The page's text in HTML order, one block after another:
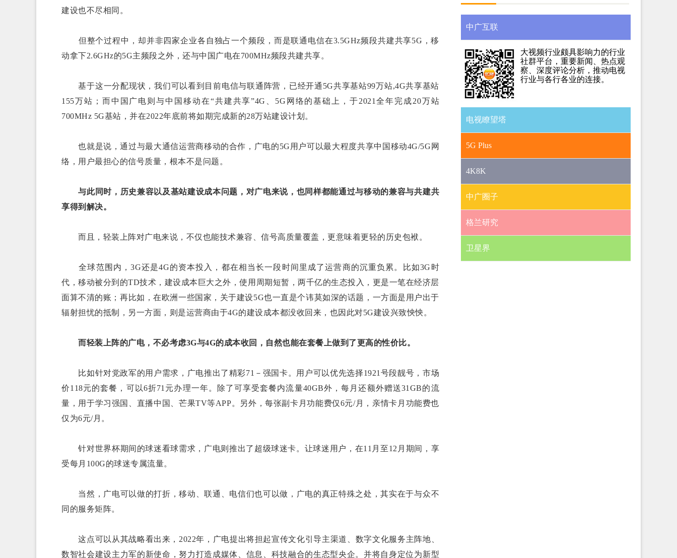
建设也不尽相同。
但整个过程中，却并非四家企业各自独占一个频段，而是联通电信在3.5GHz频段共建共享5G，移
动拿下2.6GHz的5G主频段之外，还与中国广电在700MHz频段共建共享。
基于这一分配现状，我们可以看到目前电信与联通阵营，已经开通5G共享基站99万站,4G共享基站
155万站；而中国广电则与中国移动在“共建共享”4G、5G网络的基础上，于2021全年完成20万站
700MHz 5G基站，并在2022年底前将如期完成新的28万站建设计划。
也就是说，通过与最大通信运营商移动的合作，广电的5G用户可以最大程度共享中国移动4G/5G网
络，用户最担心的信号质量，根本不是问题。
与此同时，历史兼容以及基站建设成本问题，对广电来说，也同样都能通过与移动的兼容与共建共
享得到解决。
而且，轻装上阵对广电来说，不仅也能技术兼容、信号高质量覆盖，更意味着更轻的历史包袱。
全球范围内，3G还是4G的资本投入，都在相当长一段时间里成了运营商的沉重负累。比如3G时
代，移动被分到的TD技术，建设成本巨大之外，使用周期短暂，两千亿的生态投入，更是一笔在经济层
面算不清的账；再比如，在欧洲一些国家，关于建设5G也一直是个讳莫如深的话题，一方面是用户出于
辐射担忧的抵制，另一方面，则是运营商由于4G的建设成本都没收回来，也因此对5G建设兴致怏怏。
而轻装上阵的广电，不必考虑3G与4G的成本收回，自然也能在套餐上做到了更高的性价比。
比如针对党政军的用户需求，广电推出了精彩71－强国卡。用户可以优先选择1921号段靓号，市场
价118元的套餐，可以6折71元办理一年。除了可享受套餐内流量40GB外，每月还额外赠送31GB的流
量，用于学习强国、直播中国、芒果TV等APP。另外，每张副卡月功能费仅6元/月，亲情卡月功能费也
仅为6元/月。
针对世界杯期间的球迷看球需求，广电则推出了超级球迷卡。让球迷用户，在11月至12月期间，享
受每月100G的球迷专属流量。
当然，广电可以做的打折，移动、联通、电信们也可以做，广电的真正特殊之处，其实在于与众不
同的服务矩阵。
这点可以从其战略看出来，2022年，广电提出将担起宣传文化引导主渠道、数字文化服务主阵地、
数智社会建设主力军的新使命，努力打造成媒体、信息、科技融合的生态型央企。并将自身定位为新型
中广互联
大视频行业颇具影响力的行业
社群平台，重要新闻、热点观
察、深度评论分析，推动电视
行业与各行各业的连接。
电视瞭望塔
5G Plus
4K8K
中广圈子
格兰研究
卫星界